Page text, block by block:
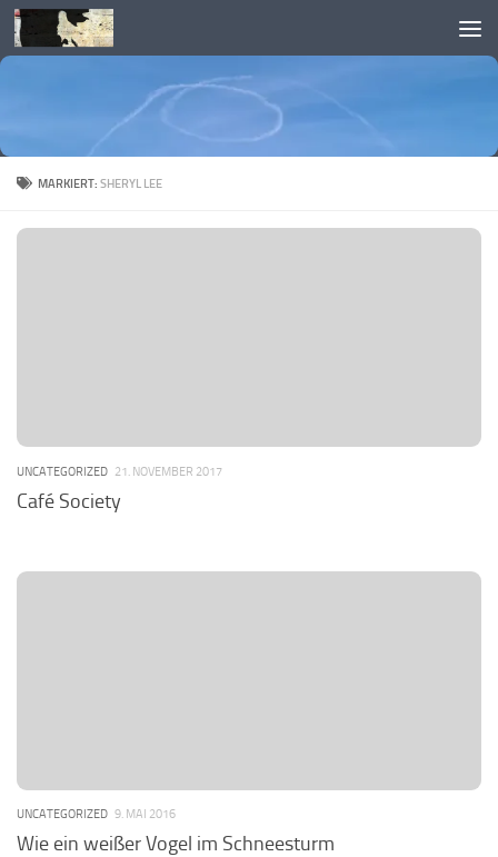
Skip to content
MARKIERT:SHERYL LEE
UNCATEGORIZED 21. NOVEMBER 2017
Café Society
UNCATEGORIZED 9. MAI 2016
Wie ein weißer Vogel im Schneesturm